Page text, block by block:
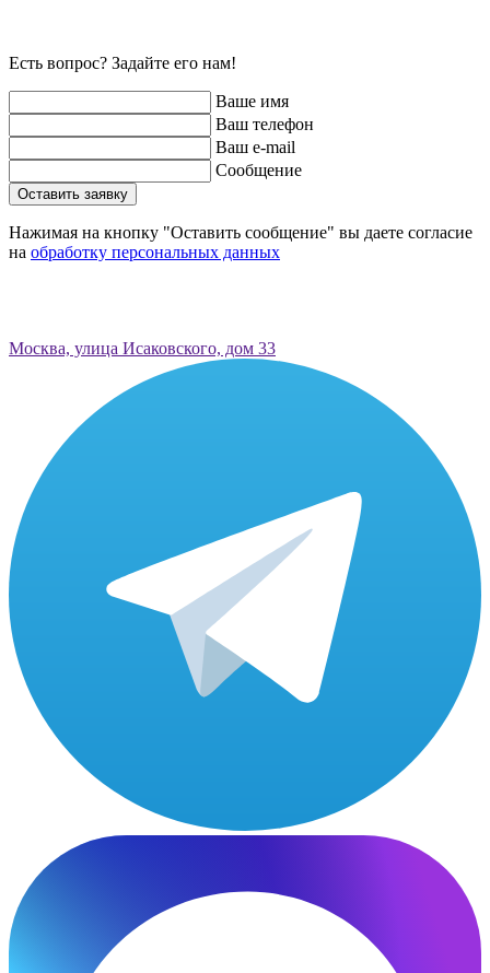
Есть вопрос? Задайте его нам!
Ваше имя
Ваш телефон
Ваш e-mail
Сообщение
Оставить заявку
Нажимая на кнопку "Оставить сообщение" вы даете согласие
на обработку персональных данных
Москва, улица Исаковского, дом 33